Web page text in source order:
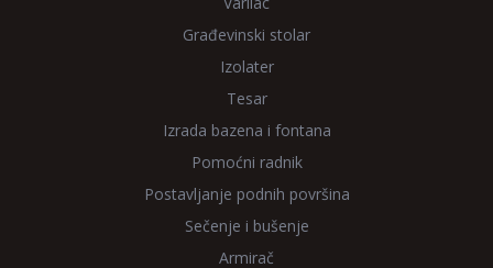
Građevinski stolar
Izolater
Tesar
Izrada bazena i fontana
Pomoćni radnik
Postavljanje podnih površina
Sečenje i bušenje
Armirač